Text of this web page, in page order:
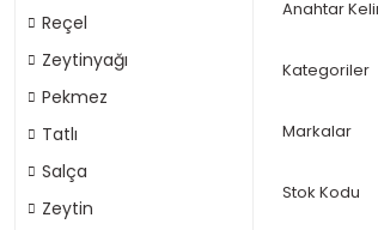
Reçel
Zeytinyağı
Pekmez
Tatlı
Salça
Zeytin
Anahtar
Kategoriler
Markalar
Stok Kodu